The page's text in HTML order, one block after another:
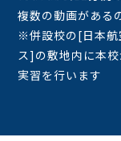
複数の動画がある
※併設校の[日本航
ス]の敷地内に本
実習を行います